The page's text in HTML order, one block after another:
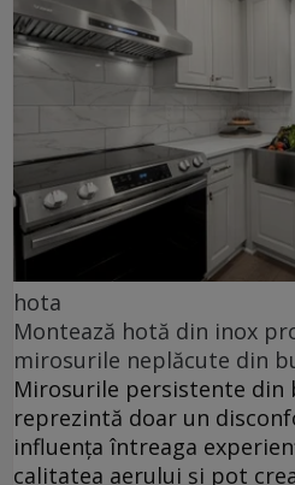
hota
Montează hotă din inox
mirosurile neplăcute din
Mirosurile persistente din
reprezintă doar un
influența întreaga
calitatea aerului și pot